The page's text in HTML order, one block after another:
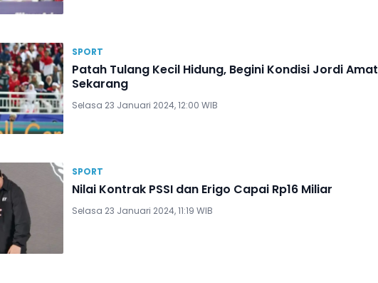
SPORT
Patah Tulang Kecil Hidung, Begini Kondisi Jordi Amat
Sekarang
Selasa 23 Januari 2024, 12:00 WIB
SPORT
Nilai Kontrak PSSI dan Erigo Capai Rp16 Miliar
Selasa 23 Januari 2024, 11:19 WIB